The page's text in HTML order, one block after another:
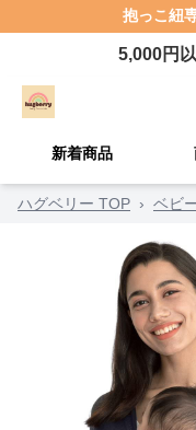
抱っこ紐
5,000円
新着商品
ハグベリー TOP › ベビ